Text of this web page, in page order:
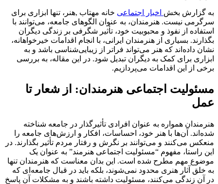
به گزارش بخش اخبار اجتماعی خانه مهتاب ,هنر، تنها ابزاری برای
سرگرمی نیست. هنرمندان، به عنوان الگوهای جامعه، می‌توانند با
استفاده از نفوذ و محبوبیت خود، تأثیر شگرفی بر زندگی دیگران
بگذارند. بسیاری از هنرمندان ایرانی، با انجام اقدامات خیرخواهانه،
نشان داده‌اند که هنر می‌تواند فراتر از زیبایی‌شناسی باشد و به
ابزاری برای کمک به دیگران تبدیل شود. در این مقاله، به بررسی
برخی از این اقدامات می‌پردازیم.
مسئولیت اجتماعی هنرمندان: از شعار تا
عمل
هنرمندان همواره به عنوان افرادی تأثیرگذار در جامعه شناخته
شده‌اند. آن‌ها با هنر خود، احساسات، افکار و ارزش‌های جامعه را
منعکس می‌کنند و می‌توانند بر نگرش و رفتار مردم تأثیر بگذارند. در
این راستا، مفهوم “مسئولیت اجتماعی هنرمند” به عنوان یک
موضوع مهم مطرح شده است. این بدان معناست که هنرمندان تنها
به خلق آثار هنری محدود نمی‌شوند، بلکه باید در قبال جامعه‌ای که
در آن زندگی می‌کنند، مسئولیت داشته باشند و به مشکلات آن پاسخ